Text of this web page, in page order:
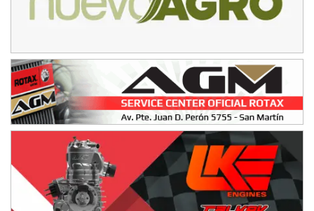
SUR ENTRERRIANO - F6
RIOJANO - F6
Ciudad de La Rioja (Asfalto)
La Rioja (La Rioja)
PROKART NEUQUINO - F6
Autódromo de Neuquén (Asfalto)
Centenario (Neuquén)
CENTRO BONAERENSE - F6
Emilio Parisi (Tierra)
25 de Mayo (Buenos Aires)